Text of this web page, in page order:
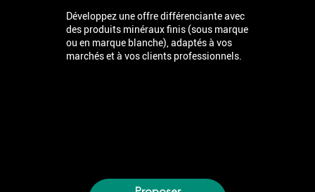
Développez une offre différenciante avec
des produits minéraux finis (sous marque
ou en marque blanche), adaptés à vos
marchés et à vos clients professionnels.